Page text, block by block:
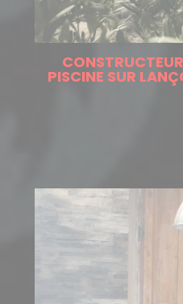
PISCINE SUR